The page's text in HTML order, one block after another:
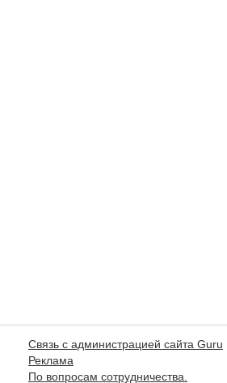
Связь с администрацией сайта Guru
Реклама
По вопросам сотрудничества.